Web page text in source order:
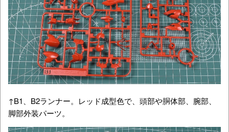
↑B1、B2ランナー。レッド成型色で、頭部や胴体部、腕部、
脚部外装パーツ。